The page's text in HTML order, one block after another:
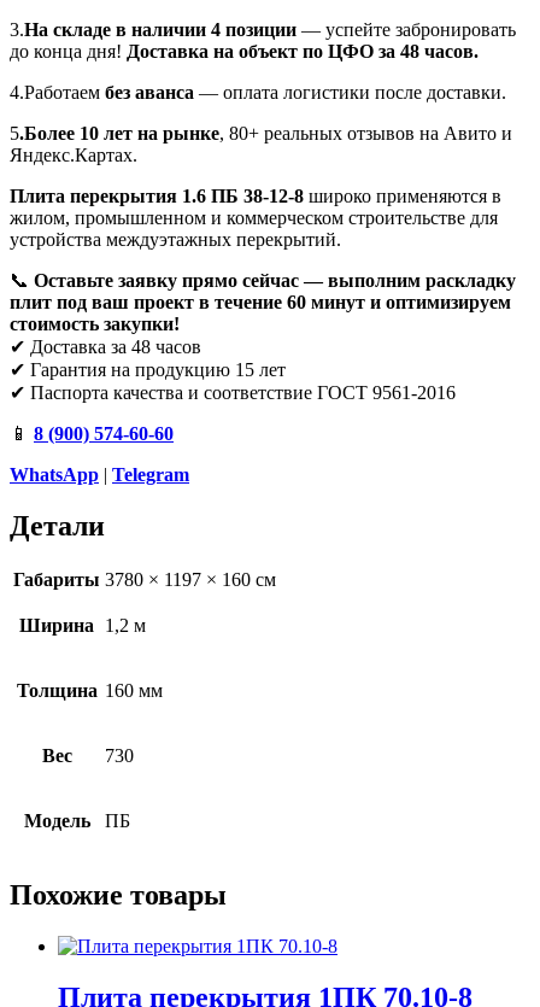
3.На складе в наличии 4 позиции — успейте забронировать
до конца дня! Доставка на объект по ЦФО за 48 часов.
4.Работаем без аванса — оплата логистики после доставки.
5.Более 10 лет на рынке, 80+ реальных отзывов на Авито и
Яндекс.Картах.
Плита перекрытия 1.6 ПБ 38-12-8 широко применяются в
жилом, промышленном и коммерческом строительстве для
устройства междуэтажных перекрытий.
📞 Оставьте заявку прямо сейчас — выполним раскладку
плит под ваш проект в течение 60 минут и оптимизируем
стоимость закупки!
✔ Доставка за 48 часов
✔ Гарантия на продукцию 15 лет
✔ Паспорта качества и соответствие ГОСТ 9561-2016
📱 8 (900) 574-60-60
WhatsApp | Telegram
Детали
Габариты 3780 × 1197 × 160 см
Ширина 1,2 м
Толщина 160 мм
Вес 730
Модель ПБ
Похожие товары
Плита перекрытия 1ПК 70.10-8